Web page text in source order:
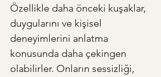
Özellikle daha önceki kuşaklar,
duygularını ve kişisel
deneyimlerini anlatma
konusunda daha çekingen
olabilirler. Onların sessizliği,